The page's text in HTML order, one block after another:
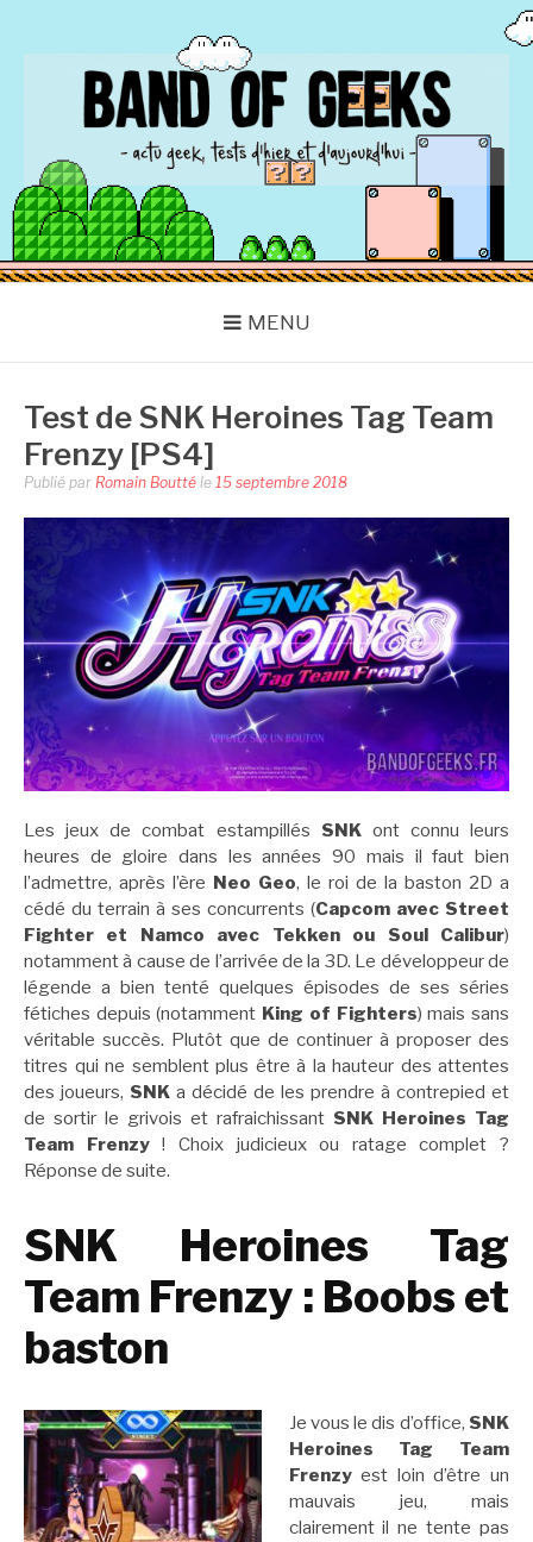
BAND OF GEEKS
Actu Geek d'hier et d'aujourd'hui
MENU
Test de SNK Heroines Tag Team
Frenzy [PS4]
Publié par Romain Boutté le 15 septembre 2018
Les jeux de combat estampillés SNK ont connu leurs
heures de gloire dans les années 90 mais il faut bien
l’admettre, après l’ère Neo Geo, le roi de la baston 2D a
cédé du terrain à ses concurrents (Capcom avec Street
Fighter et Namco avec Tekken ou Soul Calibur)
notamment à cause de l’arrivée de la 3D. Le développeur de
légende a bien tenté quelques épisodes de ses séries
fétiches depuis (notamment King of Fighters) mais sans
véritable succès. Plutôt que de continuer à proposer des
titres qui ne semblent plus être à la hauteur des attentes
des joueurs, SNK a décidé de les prendre à contrepied et
de sortir le grivois et rafraichissant SNK Heroines Tag
Team Frenzy! Choix judicieux ou ratage complet ?
Réponse de suite.
SNK Heroines Tag
Team Frenzy : Boobs et
baston
Je vous le dis d’office, SNK
Heroines Tag Team
Frenzyest loin d’être un
mauvais jeu, mais
clairement il ne tente pas